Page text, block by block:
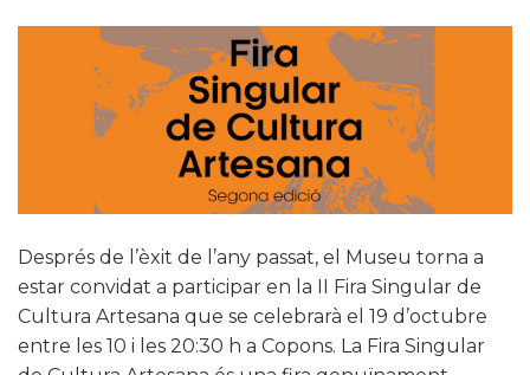
Després de l’èxit de l’any passat, el Museu torna a
estar convidat a participar en la II Fira Singular de
Cultura Artesana que se celebrarà el 19 d’octubre
entre les 10 i les 20:30 h a Copons. La Fira Singular